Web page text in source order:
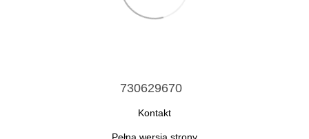
730629670
Kontakt